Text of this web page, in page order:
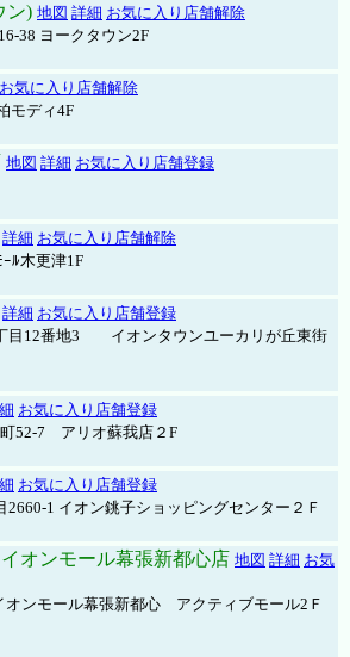
ン) 地図 詳細 お気に入り店舗解除
38 ヨークタウン2F
お気に入り店舗解除
モディ4F
地図 詳細 お気に入り店舗登録
詳細 お気に入り店舗解除
ﾙ木更津1F
詳細 お気に入り店舗登録
目12番地3 イオンタウンユーカリが丘東街
お気に入り店舗登録
52-7 アリオ蘇我店２F
お気に入り店舗登録
1 イオン銚子ショッピングセンター２Ｆ
オンモール幕張新都心店 地図 詳細 お気
ンモール幕張新都心 アクティブモール2Ｆ